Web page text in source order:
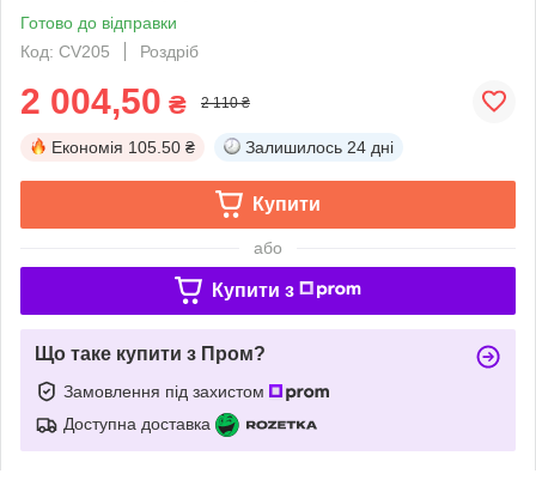
Готово до відправки
Код: CV205
Роздріб
2 004,50 ₴ 2 110 ₴
Економія 105.50 ₴ Залишилось 24 дні
Купити
або
Купити з
Що таке купити з Пром?
Замовлення під захистом
Доступна доставка